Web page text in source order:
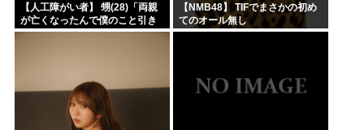
【人工障がい者】 甥(28)「両親
が亡くなったんで僕のこと引き
取ってほしいんですけど！」な
【NMB48】 TIFでまさかの初め
てのオール無し